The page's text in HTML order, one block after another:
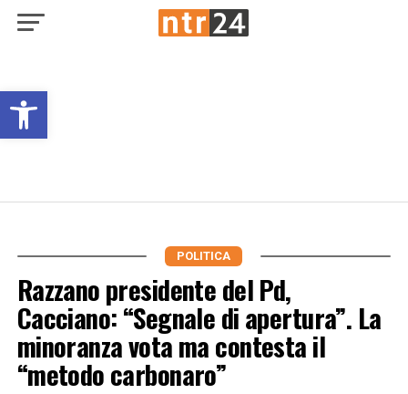
Open toolbar
POLITICA
Razzano presidente del Pd,
Cacciano: “Segnale di apertura”. La
minoranza vota ma contesta il
“metodo carbonaro”